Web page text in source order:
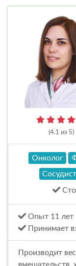
(4.1 из 5)
Онколог
Опыт 11 лет
Принимает
Производит